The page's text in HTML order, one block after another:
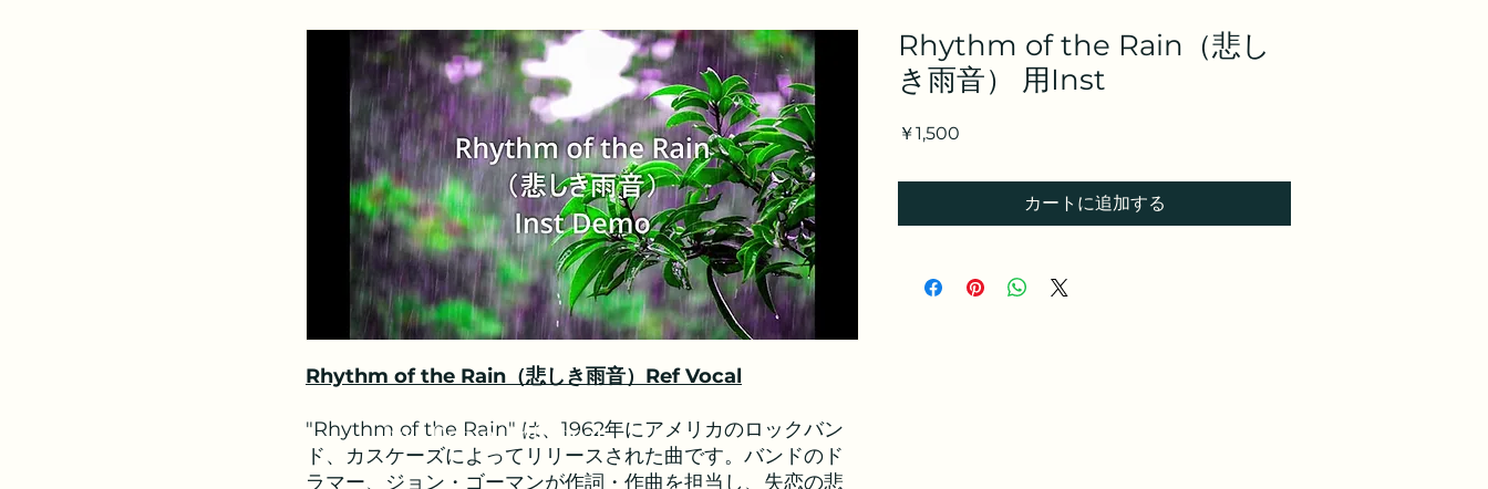
Rhythm of the Rain（悲しき雨音）Ref Vocal
"Rhythm of the Rain" は、1962年にアメリカのロックバン
ド、カスケーズによってリリースされた曲です。バンドのド
ラマー、ジョン・ゴーマンが作詞・作曲を担当し、失恋の悲
Rhythm of the Rain（悲し
き雨音） 用Inst
￥1,500
カートに追加する
Inst Demo/Ref Vocal